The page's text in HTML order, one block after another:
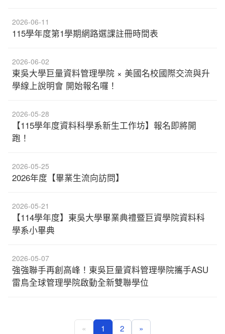
2026-06-11
115學年度第1學期網路選課註冊時間表
2026-06-02
東吳大學巨量資料管理學院 × 美國名校國際交流與升
學線上說明會 開始報名囉！
2026-05-28
【115學年度資料科學系新生工作坊】報名即將開
跑！
2026-05-25
2026年度【畢業生流向訪問】
2026-05-21
【114學年度】東吳大學畢業典禮暨巨資學院資料科
學系小畢典
2026-05-07
強強聯手再創高峰！東吳巨量資料管理學院攜手ASU
雷鳥全球管理學院啟動全新雙聯學位
« 1 2 »